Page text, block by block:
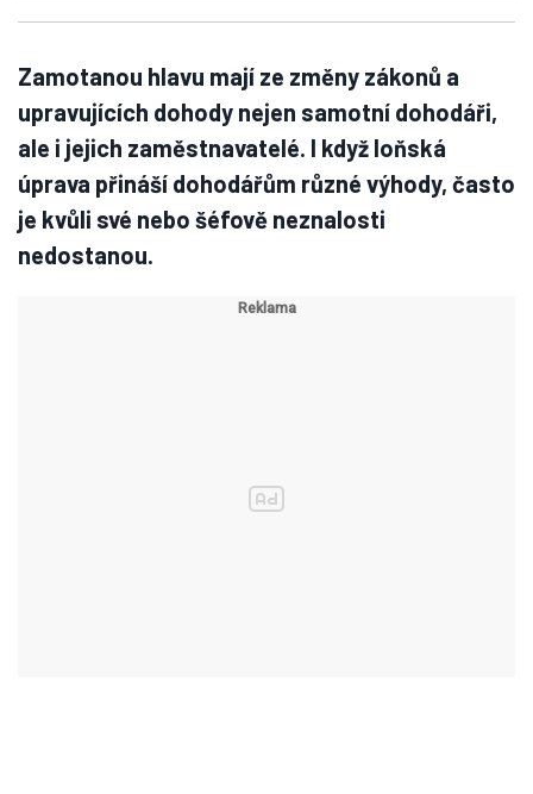
Zamotanou hlavu mají ze změny zákonů a
upravujících dohody nejen samotní dohodáři,
ale i jejich zaměstnavatelé. I když loňská
úprava přináší dohodářům různé výhody, často
je kvůli své nebo šéfově neznalosti
nedostanou.